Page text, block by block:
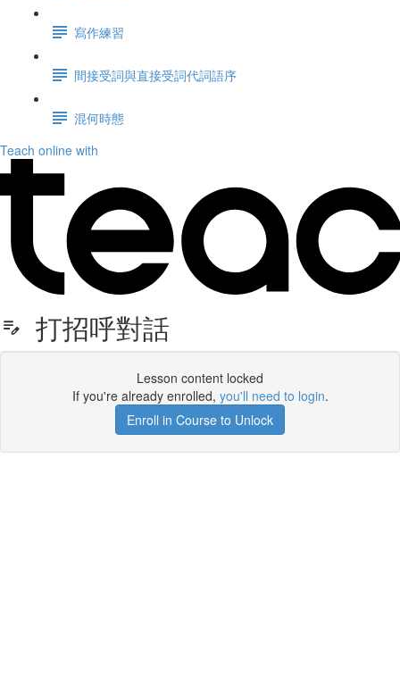
寫作練習
間接受詞與直接受詞代詞語序
混何時態
Teach online with
打招呼對話
Lesson content locked
If you're already enrolled, you'll need to login.
Enroll in Course to Unlock